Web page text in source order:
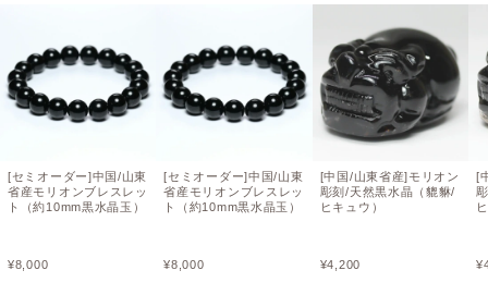
[セミオーダー]中国/山東
省産モリオンブレスレッ
ト（約10mm黒水晶玉）
¥8,000
[セミオーダー]中国/山東
省産モリオンブレスレッ
ト（約10mm黒水晶玉）
¥8,000
[中国/山東省産]モリオン
彫刻/天然黒水晶（貔貅/
ヒキュウ）
¥4,200
[
¥